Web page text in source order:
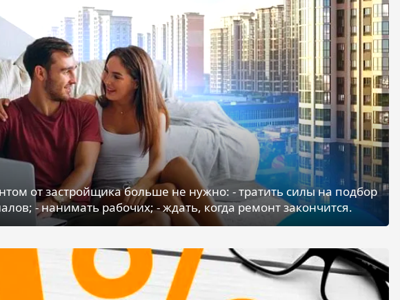
от застройщика больше не нужно: - тратить силы на подбор
- нанимать рабочих; - ждать, когда ремонт закончится.